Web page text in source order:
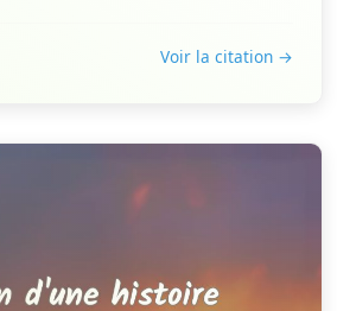
Voir la citation →